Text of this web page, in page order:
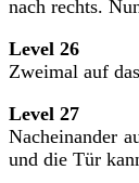
nach rechts.
Level 26
Zweimal auf
Level 27
Nacheinander
und die Tür